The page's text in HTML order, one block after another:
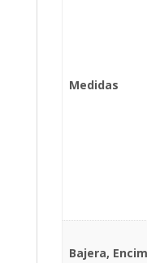
Medidas
Bajera,